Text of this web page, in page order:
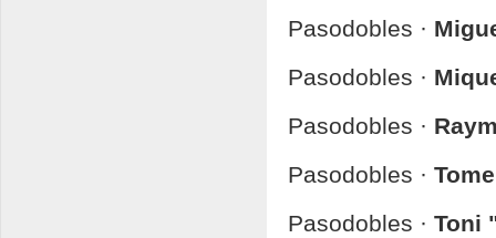
Pasodobles ·
Pasodobles ·
Pasodobles ·
Pasodobles ·
Pasodobles · Toni